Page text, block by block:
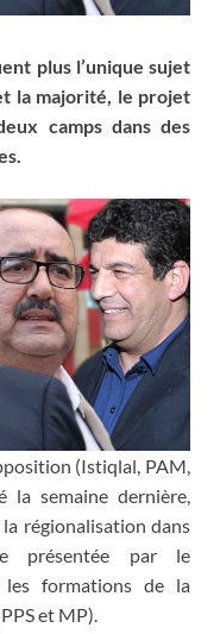
plus l’unique sujet
la majorité, le projet
camps dans des
(Istiqlal, PAM,
la semaine dernière,
régionalisation dans
présentée par le
les formations de la
et MP).